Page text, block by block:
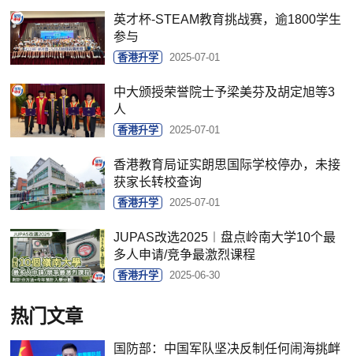
英才杯-STEAM教育挑战赛，逾1800学生
参与
香港升学 2025-07-01
中大颁授荣誉院士予梁美芬及胡定旭等3
人
香港升学 2025-07-01
香港教育局证实朗思国际学校停办，未接
获家长转校查询
香港升学 2025-07-01
JUPAS改选2025︱盘点岭南大学10个最
多人申请/竞争最激烈课程
香港升学 2025-06-30
热门文章
国防部：中国军队坚决反制任何闹海挑衅